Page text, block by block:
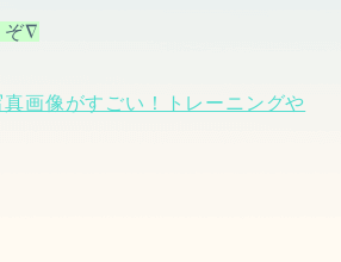
ぞ∇
画像がすごい！トレーニングや